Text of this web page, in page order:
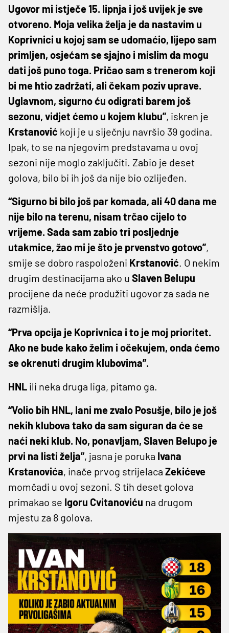
Ugovor mi istječe 15. lipnja i još uvijek je sve
otvoreno. Moja velika želja je da nastavim u
Koprivnici u kojoj sam se udomaćio, lijepo sam
primljen, osjećam se sjajno i mislim da mogu
dati još puno toga. Pričao sam s trenerom koji
bi me htio zadržati, ali čekam poziv uprave.
Uglavnom, sigurno ću odigrati barem još
sezonu, vidjet ćemo u kojem klubu”, iskren je
Krstanović koji je u siječnju navršio 39 godina.
Ipak, to se na njegovim predstavama u ovoj
sezoni nije moglo zaključiti. Zabio je deset
golova, bilo bi ih još da nije bio ozlijeđen.
“Sigurno bi bilo još par komada, ali 40 dana me
nije bilo na terenu, nisam trčao cijelo to
vrijeme. Sada sam zabio tri posljednje
utakmice, žao mi je što je prvenstvo gotovo”,
smije se dobro raspoloženi Krstanović. O nekim
drugim destinacijama ako u Slaven Belupu
procijene da neće produžiti ugovor za sada ne
razmišlja.
“Prva opcija je Koprivnica i to je moj prioritet.
Ako ne bude kako želim i očekujem, onda ćemo
se okrenuti drugim klubovima”.
HNL ili neka druga liga, pitamo ga.
“Volio bih HNL, lani me zvalo Posušje, bilo je još
nekih klubova tako da sam siguran da će se
naći neki klub. No, ponavljam, Slaven Belupo je
prvi na listi želja”, jasna je poruka Ivana
Krstanovića, inače prvog strijelaca Zekićeve
momčadi u ovoj sezoni. S tih deset golova
primakao se Igoru Cvitanoviću na drugom
mjestu za 8 golova.